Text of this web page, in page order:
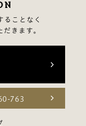
ることなく
だきます。
763